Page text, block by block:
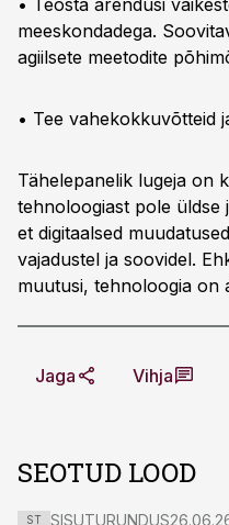
• Teosta arendusi
meeskondadega.
agiilsete meetodite
• Tee vahekokkuvõtteid
Tähelepanelik lugeja on
tehnoloogiast pole üldse
et digitaalsed
vajadustel ja soovidel.
muutusi, tehnoloogia on
Jaga Vihja
SEOTUD LOOD
ST SISUTURUNDUS